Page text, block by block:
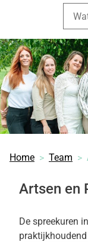
Home Team
Artsen en
De spreekuren